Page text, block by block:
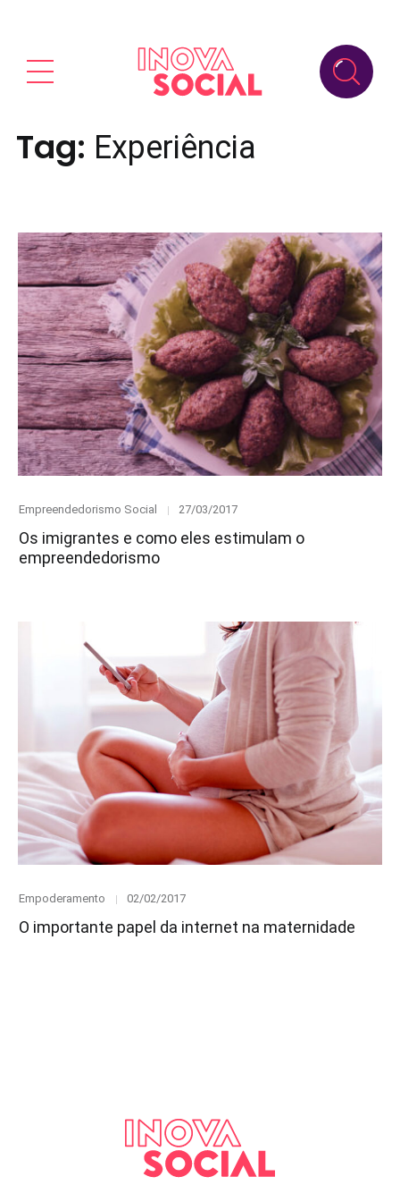
Tag: Experiência
Category
Empreendedorismo Social
Posted
27/03/2017
Os imigrantes e como eles estimulam o
empreendedorismo
Category
Empoderamento
Posted
02/02/2017
O importante papel da internet na maternidade